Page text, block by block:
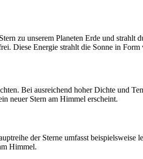
zu unserem Planeten Erde und strahlt
Diese Energie strahlt die Sonne in
Bei ausreichend hoher Dichte und
neuer Stern am Himmel erscheint.
der Sterne umfasst beispielsweise
Himmel.